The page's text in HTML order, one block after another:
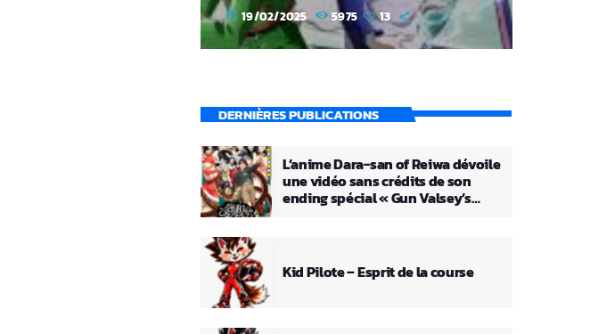
today 19/02/2025 5975 13
DERNIÈRES PUBLICATIONS
L’anime Dara-san of Reiwa dévoile
une vidéo sans crédits de son
ending spécial « Gun Valsey’s
Kid Pilote – Esprit de la course